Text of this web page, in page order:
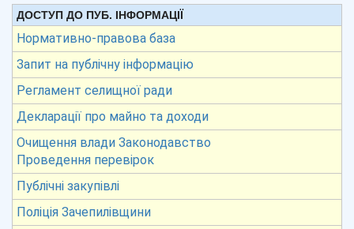
ДОСТУП ДО ПУБ. ІНФОРМАЦІЇ
Нормативно-правова база
Запит на публічну інформацію
Регламент селищної ради
Декларації про майно та доходи
Очищення влади Законодавство
Проведення перевірок
Публічні закупівлі
Поліція Зачепилівщини